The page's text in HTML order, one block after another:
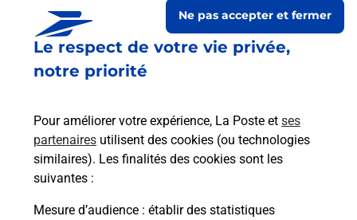
Le respect de votre vie privée,
notre priorité
Pour améliorer votre expérience, La Poste et ses
partenaires utilisent des cookies (ou technologies
similaires). Les finalités des cookies sont les
suivantes :
Mesure d’audience : établir des statistiques
Ne pas accepter et fermer
Le lien s'ouvre dans un nouvel onglet